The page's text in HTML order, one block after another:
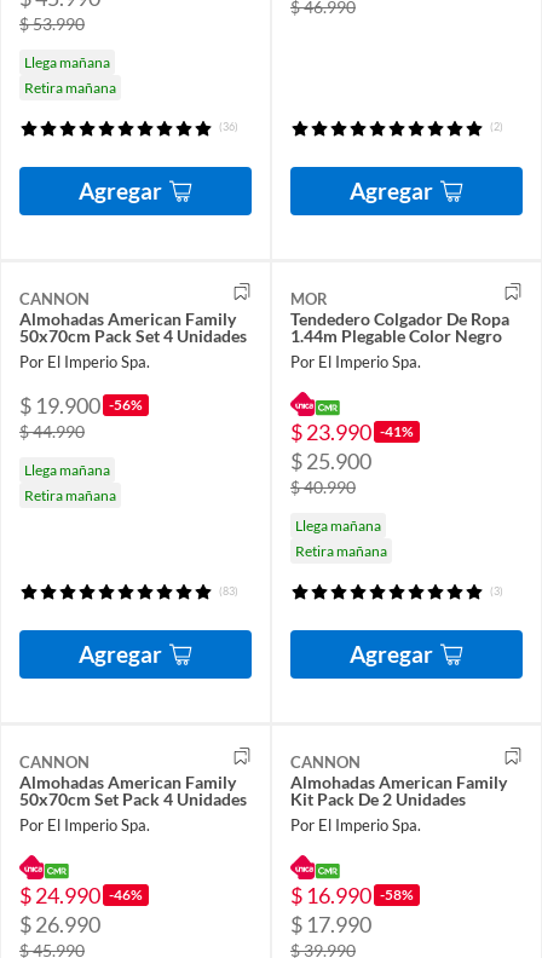
$ 53.990
Llega mañana
Retira mañana
(36)
Agregar
$ 46.990
(2)
Agregar
CANNON
Almohadas American Family
50x70cm Pack Set 4 Unidades
Por El Imperio Spa.
$ 19.900 -56%
$ 44.990
Llega mañana
Retira mañana
(83)
Agregar
MOR
Tendedero Colgador De Ropa
1.44m Plegable Color Negro
Por El Imperio Spa.
$ 23.990 -41%
$ 25.900
$ 40.990
Llega mañana
Retira mañana
(3)
Agregar
CANNON
Almohadas American Family
50x70cm Set Pack 4 Unidades
Por El Imperio Spa.
$ 24.990 -46%
$ 26.990
$ 45.990
CANNON
Almohadas American Family
Kit Pack De 2 Unidades
Por El Imperio Spa.
$ 16.990 -58%
$ 17.990
$ 39.990